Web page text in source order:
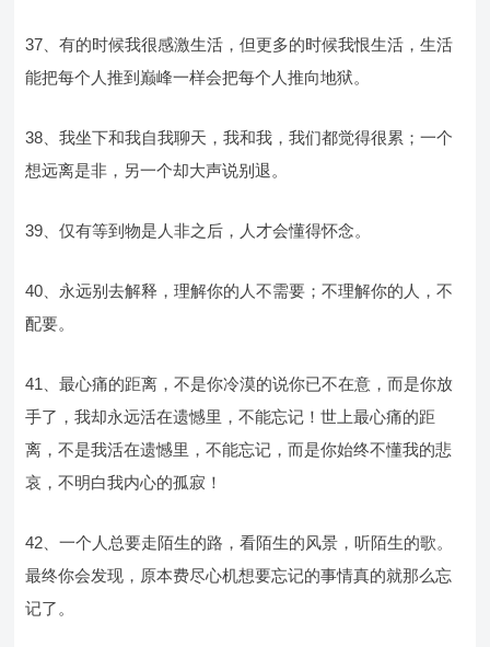
37、有的时候我很感激生活，但更多的时候我恨生活，生活
能把每个人推到巅峰一样会把每个人推向地狱。
38、我坐下和我自我聊天，我和我，我们都觉得很累；一个
想远离是非，另一个却大声说别退。
39、仅有等到物是人非之后，人才会懂得怀念。
40、永远别去解释，理解你的人不需要；不理解你的人，不
配要。
41、最心痛的距离，不是你冷漠的说你已不在意，而是你放
手了，我却永远活在遗憾里，不能忘记！世上最心痛的距
离，不是我活在遗憾里，不能忘记，而是你始终不懂我的悲
哀，不明白我内心的孤寂！
42、一个人总要走陌生的路，看陌生的风景，听陌生的歌。
最终你会发现，原本费尽心机想要忘记的事情真的就那么忘
记了。